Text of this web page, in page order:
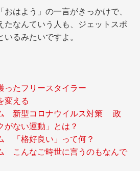
はよう」の一言がきっかけで、
たなんていう人も、ジェットスポ
るみたいですよ。
ったフリースタイラー
変える
新型コロナウイルス対策 政
がない運動」とは？
「格好良い」って何？
こんなご時世に言うのもなんで